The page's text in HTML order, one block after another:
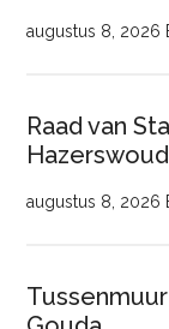
augustus 8, 2026
Raad van
augustus 8, 2026